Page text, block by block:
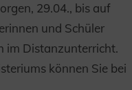
29.04., bis auf
und Schüler
im Distanzunterricht.
können Sie bei